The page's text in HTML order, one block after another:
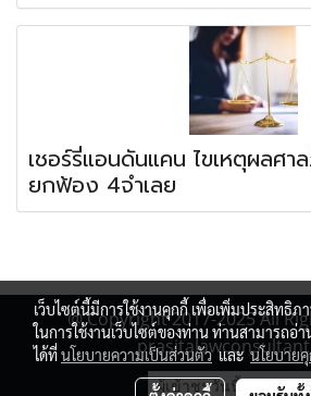
เชอร์รี่แอนดันแคน ไขเหตุผลศ
ยกฟ้อง 4จำเลย
@ Copyright 2017-2025 All
ผู้เข้าชมวันนี้
เว็บไซต์นี้มีการใช้งานคุกกี้ เพื่อเพิ่มประสิทธิ
ในการใช้งานเว็บไซต์ของท่าน ท่านสามารถอ่า
ได้ที่นโยบายความเป็นส่วนตัวและนโยบาย